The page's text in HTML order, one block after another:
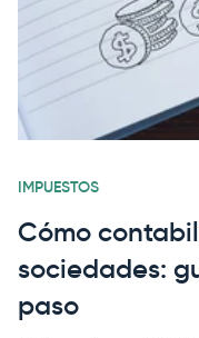
IMPUESTOS
Cómo
sociedades:
paso